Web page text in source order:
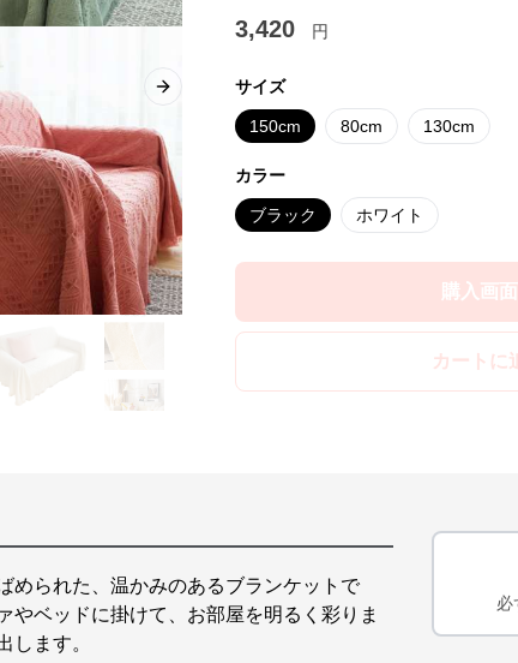
Next slide
3,420 円
サイズ
150cm 80cm 130cm
カラー
ブラック ホワイト
購入画
カートに
められた、温かみのあるブランケットで
ベッドに掛けて、お部屋を明るく彩りま
します。
必